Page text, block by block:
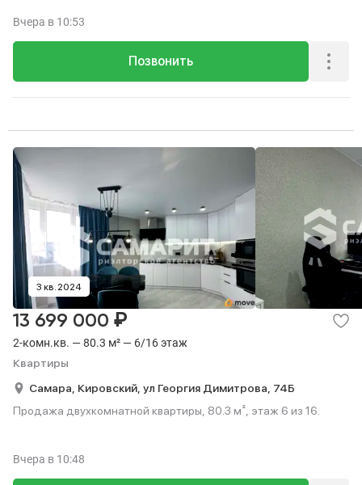
Позвонить
Вчера в 10:53
3 кв. 2024
2-комн.кв. — 80.3 м² — 6/16 этаж
Квартиры
13 699 000 ₽
Самара, Кировский, ул Георгия Димитрова, 74Б
Продажа двухкомнатной квартиры, 80.3 м², этаж 6 из 16.
Вчера в 10:48